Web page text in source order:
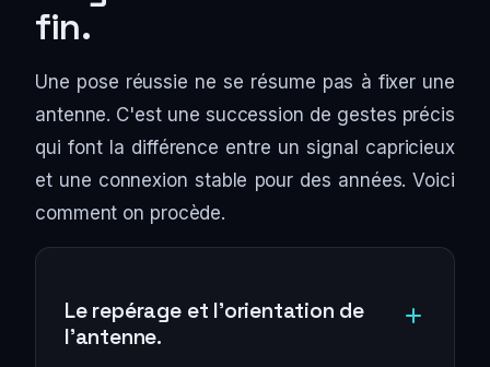
fin.
Une pose réussie ne se résume pas à fixer une
antenne. C'est une succession de gestes précis
qui font la différence entre un signal capricieux
et une connexion stable pour des années. Voici
comment on procède.
Le repérage et l'orientation de
l'antenne.